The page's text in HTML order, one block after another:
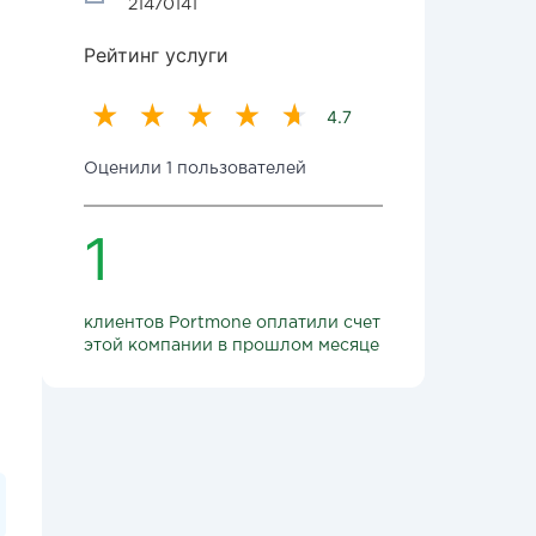
21470141
Рейтинг услуги
4.7
Оценили 1 пользователей
1
клиентов Portmone оплатили счет
этой компании в прошлом месяце